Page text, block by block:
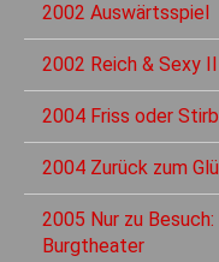
2002 Auswärtsspiel
2002 Reich & Sexy
2004 Friss oder Stirb
2004 Zurück zum
2005 Nur zu
Burgtheater